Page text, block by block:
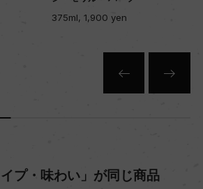
375ml, 1,900 yen
イプ・味わい」が同じ商品